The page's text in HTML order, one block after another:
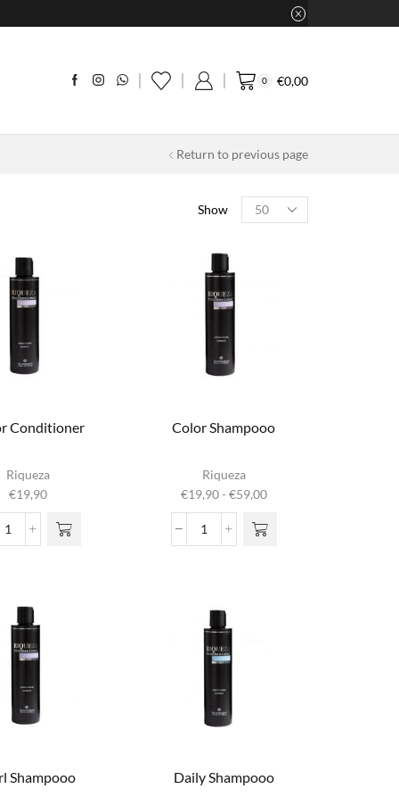
0 €0,00
Return to previous page
Show
Products
per
Conditioner
Riqueza
€19,90
Color
Color Shampooo
Riqueza
€19,90- €59,00Prijsklasse:
tot
Color
heeft
meerdere
optie kan
Shampooo Daily Shampooo